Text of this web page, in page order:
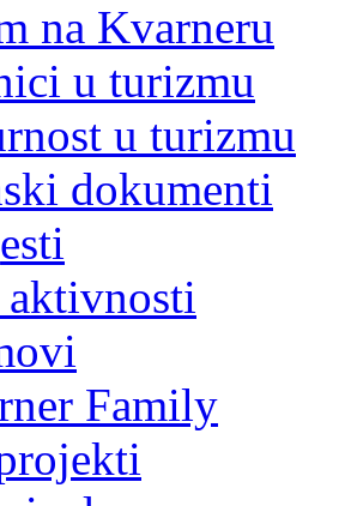
na Kvarneru
u turizmu
u turizmu
dokumenti
aktivnosti
Family